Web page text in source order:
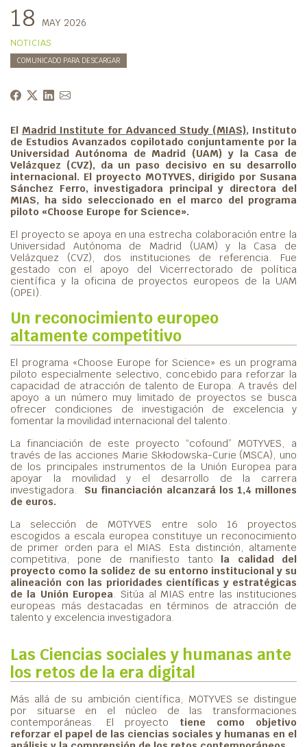
18 MAY 2026
NOTICIAS
COMUNICADO PARA DESCARGAR
El Madrid Institute for Advanced Study (MIAS), Instituto
de Estudios Avanzados copilotado conjuntamente por la
Universidad Autónoma de Madrid (UAM) y la Casa de
Velázquez (CVZ), da un paso decisivo en su desarrollo
internacional. El proyecto MOTYVES, dirigido por Susana
Sánchez Ferro, investigadora principal y directora del
MIAS, ha sido seleccionado en el marco del programa
piloto «Choose Europe for Science».
El proyecto se apoya en una estrecha colaboración entre la
Universidad Autónoma de Madrid (UAM) y la Casa de
Velázquez (CVZ), dos instituciones de referencia. Fue
gestado con el apoyo del Vicerrectorado de política
científica y la oficina de proyectos europeos de la UAM
(OPEI).
Un reconocimiento europeo
altamente competitivo
El programa «Choose Europe for Science» es un programa
piloto especialmente selectivo, concebido para reforzar la
capacidad de atracción de talento de Europa. A través del
apoyo a un número muy limitado de proyectos se busca
ofrecer condiciones de investigación de excelencia y
fomentar la movilidad internacional del talento.
La financiación de este proyecto “cofound” MOTYVES, a
través de las acciones Marie Skłodowska-Curie (MSCA), uno
de los principales instrumentos de la Unión Europea para
apoyar la movilidad y el desarrollo de la carrera
investigadora. Su financiación alcanzará los 1,4 millones
de euros.
La selección de MOTYVES entre solo 16 proyectos
escogidos a escala europea constituye un reconocimiento
de primer orden para el MIAS. Esta distinción, altamente
competitiva, pone de manifiesto tanto la calidad del
proyecto como la solidez de su entorno institucional y su
alineación con las prioridades científicas y estratégicas
de la Unión Europea . Sitúa al MIAS entre las instituciones
europeas más destacadas en términos de atracción de
talento y excelencia investigadora.
Las Ciencias sociales y humanas ante
los retos de la era digital
Más allá de su ambición científica, MOTYVES se distingue
por situarse en el núcleo de las transformaciones
contemporáneas. El proyecto tiene como objetivo
reforzar el papel de las ciencias sociales y humanas en el